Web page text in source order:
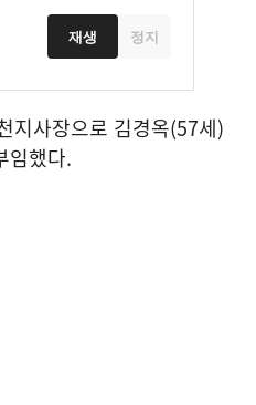
재생 정지
지사장으로 김경옥(57세)
임했다.